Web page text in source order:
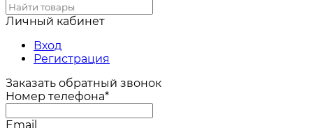
Личный кабинет
Вход
Регистрация
Заказать обратный звонок
Номер телефона*
Email